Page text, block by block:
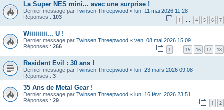
La Super NES mini... avec une surprise !
Dernier message par Twinsen Threepwood « lun. 11 mai 2026 11:28
Réponses : 103 1 … 4 5 6 7
Wiiiiiiiii... U !
Dernier message par Twinsen Threepwood « ven. 08 mai 2026 15:09
Réponses : 266 1 … 15 16 17 18
Resident Evil : 30 ans !
Dernier message par Twinsen Threepwood « lun. 23 mars 2026 09:08
Réponses : 3
35 Ans de Metal Gear !
Dernier message par Twinsen Threepwood « lun. 16 févr. 2026 23:51
Réponses : 29 1 2